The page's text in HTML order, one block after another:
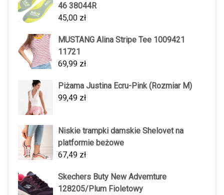
46 38044R
45,00 zł
MUSTANG Alina Stripe Tee 1009421
11721
69,99 zł
Piżama Justina Ecru-Pink (Rozmiar M)
99,49 zł
Niskie trampki damskie Shelovet na
platformie beżowe
67,49 zł
Skechers Buty New Advemture
128205/Plum Fioletowy